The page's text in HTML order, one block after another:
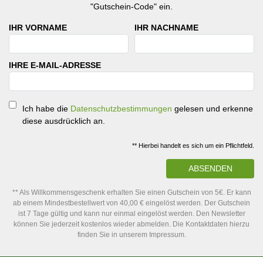
"Gutschein-Code" ein.
IHR VORNAME IHR NACHNAME
IHRE E-MAIL-ADRESSE
Ich habe die Datenschutzbestimmungen gelesen und erkenne
diese ausdrücklich an.
** Hierbei handelt es sich um ein Pflichtfeld.
ABSENDEN
** Als Willkommensgeschenk erhalten Sie einen Gutschein von 5€. Er kann
ab einem Mindestbestellwert von 40,00 € eingelöst werden. Der Gutschein
ist 7 Tage gültig und kann nur einmal eingelöst werden. Den Newsletter
können Sie jederzeit kostenlos wieder abmelden. Die Kontaktdaten hierzu
finden Sie in unserem Impressum.